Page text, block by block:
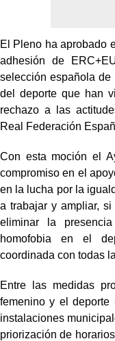
El Pleno ha aprobado
adhesión de
selección española
del deporte que han
rechazo a las
Real Federación
Con esta moción el
compromiso en el
en la lucha por la
a trabajar y ampliar,
eliminar la
homofobia en el
coordinada con todas
Entre las medidas
femenino y el
instalaciones
priorización de